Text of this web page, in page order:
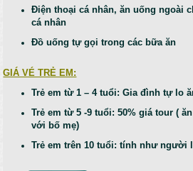
Điện thoại cá nhân, ăn uống ngoài
cá nhân
Đồ uống tự gọi trong các bữa ăn
GIÁ VÉ TRẺ EM:
Trẻ em từ 1 – 4 tuổi: Gia đình tự lo
Trẻ em từ 5 -9 tuổi: 50% giá tour (
với bố mẹ)
Trẻ em trên 10 tuổi: tính như người